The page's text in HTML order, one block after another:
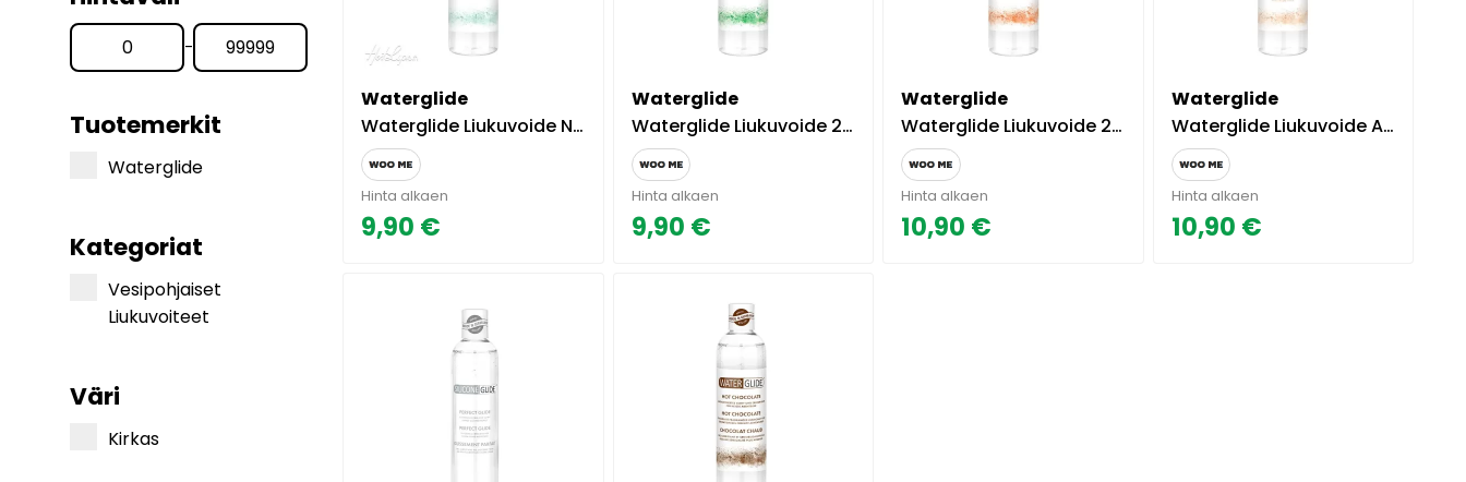
-
Tuotemerkit
Waterglide
Kategoriat
Vesipohjaiset
Liukuvoiteet
Väri
Kirkas
Waterglide
Waterglide Liukuvoide Natural Gel 300ml.
Hinta alkaen
9,90 €
Waterglide
Waterglide Liukuvoide 2 in 1 Aloe Vera
Hinta alkaen
9,90 €
Waterglide
Waterglide Liukuvoide 2 in 1 300ml.
Hinta alkaen
10,90 €
Waterglide
Waterglide Liukuvoide Aloe Vera 300ml.
Hinta alkaen
10,90 €